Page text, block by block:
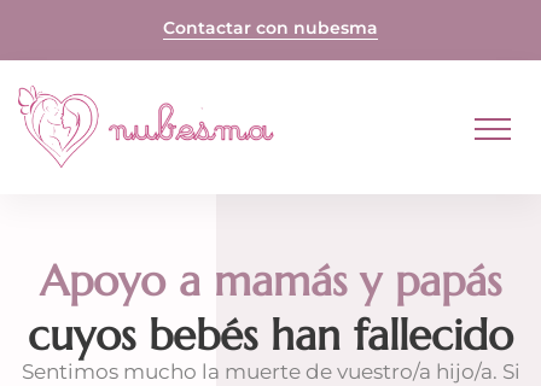
Contactar con nubesma
Apoyo a mamás y papás
cuyos bebés han fallecido
Sentimos mucho la muerte de vuestro/a hijo/a. Si